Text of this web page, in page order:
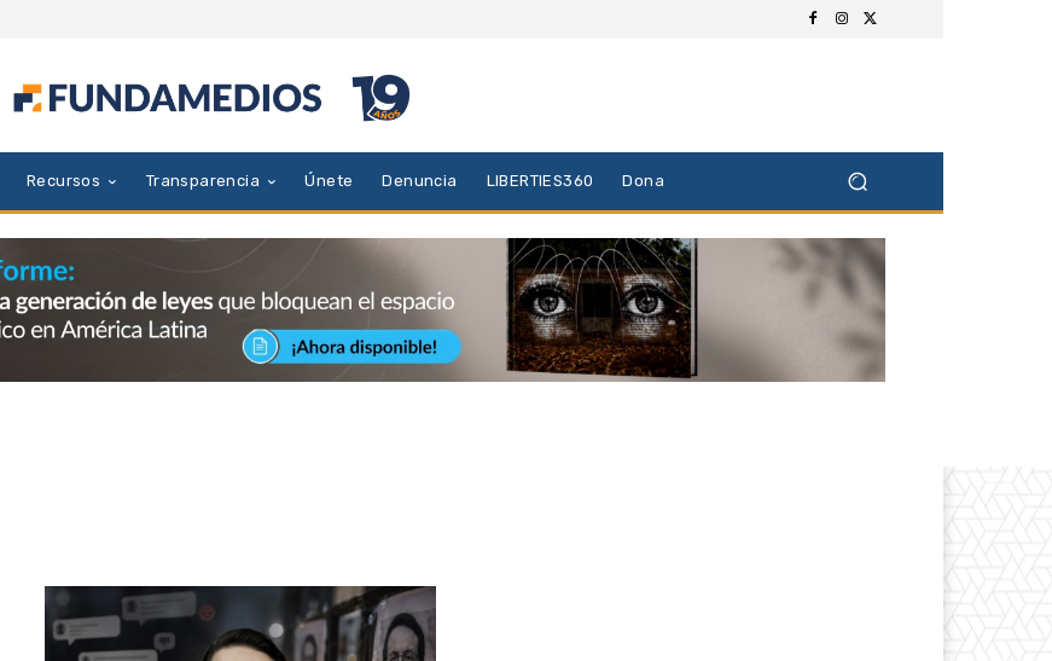
Recursos Transparencia Únete Denuncia LIBERTIES360 Dona